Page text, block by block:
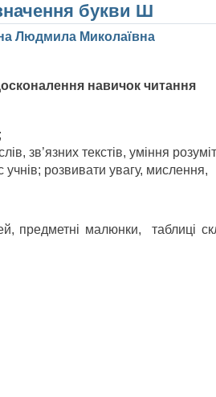
букви Ш
Людмила Миколаївна
навичок читання
зв’язних текстів, уміння
розвивати увагу, мислення,
предметні малюнки, таблиці